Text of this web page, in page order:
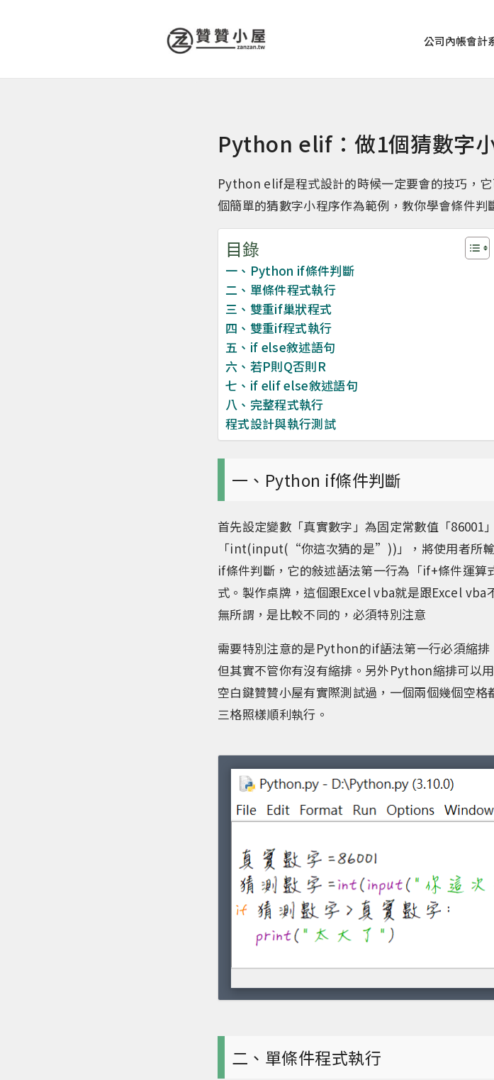
公司內帳會計
Python elif：做1個猜數字
Python elif是程式設計的時候一定要會的技巧，
個簡單的猜數字小程序作為範例，教你學會條件判
目錄
一、Python if條件判斷
二、單條件程式執行
三、雙重if巢狀程式
四、雙重if程式執行
五、if else敘述語句
六、若P則Q否則R
七、if elif else敘述語句
八、完整程式執行
程式設計與執行測試
一、Python if條件判斷
首先設定變數「真實數字」為固定常數值「86001
「int(input(“你這次猜的是”))」，將使用者所
if條件判斷，它的敍述語法第一行為「if+條件運
式。製作桌牌，這個跟Excel vba就是跟Excel
無所謂，是比較不同的，必須特別注意
需要特別注意的是Python的if語法第一行必須縮排
但其實不管你有沒有縮排。另外Python縮排可以
空白鍵贊贊小屋有實際測試過，一個兩個幾個空
三格照樣順利執行。
二、單條件程式執行